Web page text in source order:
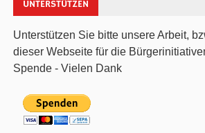
UNTERSTÜTZEN
Unterstützen Sie bitte unsere Arbeit,
dieser Webseite für die
Spende - Vielen Dank